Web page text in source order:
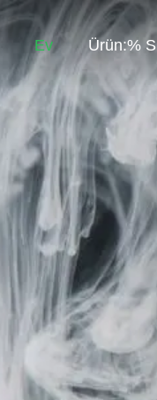
Ev Ürün:% S